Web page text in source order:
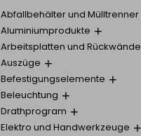
Abfallbehälter und Mülltrenner
Aluminiumprodukte
Arbeitsplatten und Rückwände
Auszüge
Befestigungselemente
Beleuchtung
Drathprogram
Elektro und Handwerkzeuge